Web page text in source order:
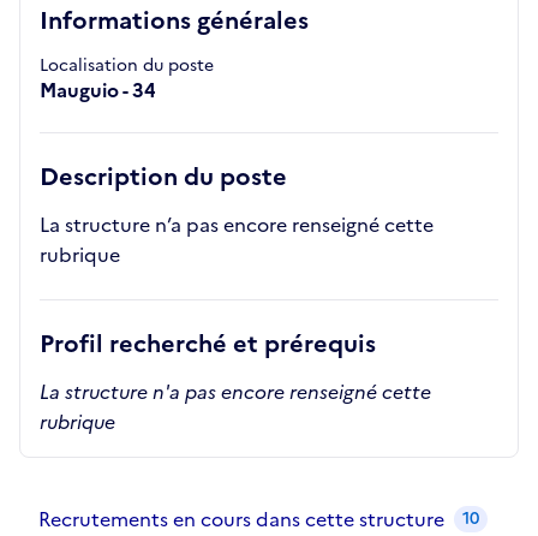
Informations générales
Localisation du poste
Mauguio - 34
Description du poste
La structure n’a pas encore renseigné cette
rubrique
Profil recherché et prérequis
La structure n'a pas encore renseigné cette
rubrique
Recrutements en cours dans cette structure 10